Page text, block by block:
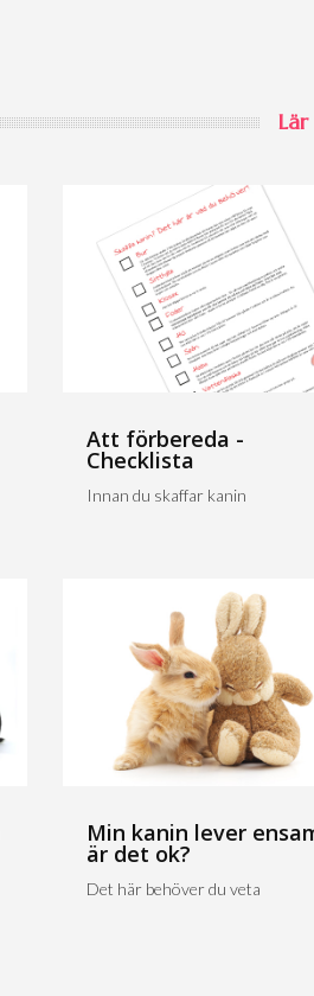
Att förbereda -
Checklista
Innan du skaffar kanin
Min kanin lever
är det ok?
Det här behöver du veta